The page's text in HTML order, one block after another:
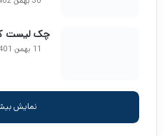
چک لیست
11 بهمن 1401
نمایش